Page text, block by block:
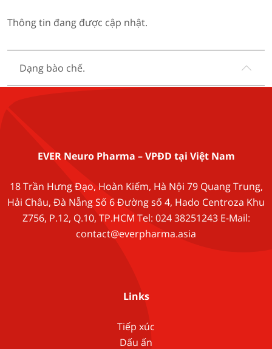
Thông tin đang được cập nhật.
Dạng bào chế.
EVER Neuro Pharma – VPĐD tại Việt Nam
18 Trần Hưng Đạo, Hoàn Kiếm, Hà Nội 79 Quang Trung,
Hải Châu, Đà Nẵng Số 6 Đường số 4, Hado Centroza Khu
Z756, P.12, Q.10, TP.HCM Tel: 024 38251243 E-Mail:
contact@everpharma.asia
Links
Tiếp xúc
Dấu ấn